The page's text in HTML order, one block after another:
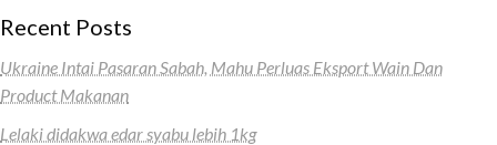
Recent Posts
Ukraine Intai Pasaran Sabah, Mahu Perluas Eksport Wain Dan
Product Makanan
Lelaki didakwa edar syabu lebih 1kg